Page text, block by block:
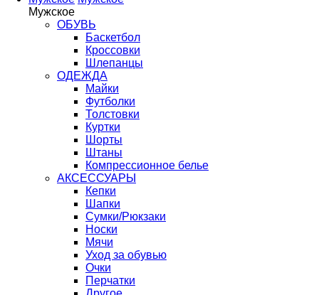
Мужское
ОБУВЬ
Баскетбол
Кроссовки
Шлепанцы
ОДЕЖДА
Майки
Футболки
Толстовки
Куртки
Шорты
Штаны
Компрессионное белье
АКСЕССУАРЫ
Кепки
Шапки
Сумки/Рюкзаки
Носки
Мячи
Уход за обувью
Очки
Перчатки